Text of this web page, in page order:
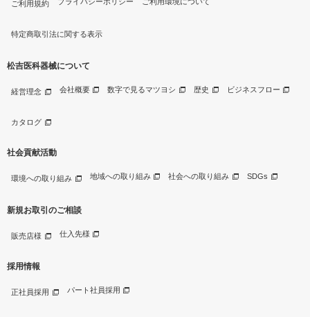
ご利用規約
特定商取引法に関する表示
松吉医科器械について
経営理念 会社概要 数字で見るマツヨシ 歴史 ビジネスフロー
カタログ
社会貢献活動
環境への取り組み 地域への取り組み 社会への取り組み SDGs
新規お取引のご相談
販売店様 仕入先様
採用情報
正社員採用 パート社員採用